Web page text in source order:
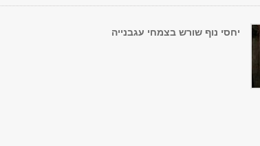
יחסי נוף שורש בצמחי עגבנייה